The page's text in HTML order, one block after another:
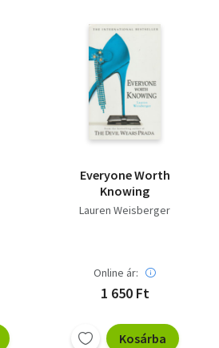
Everyone Worth
Knowing
Lauren Weisberger
Online ár:
1 650 Ft
Kosárba